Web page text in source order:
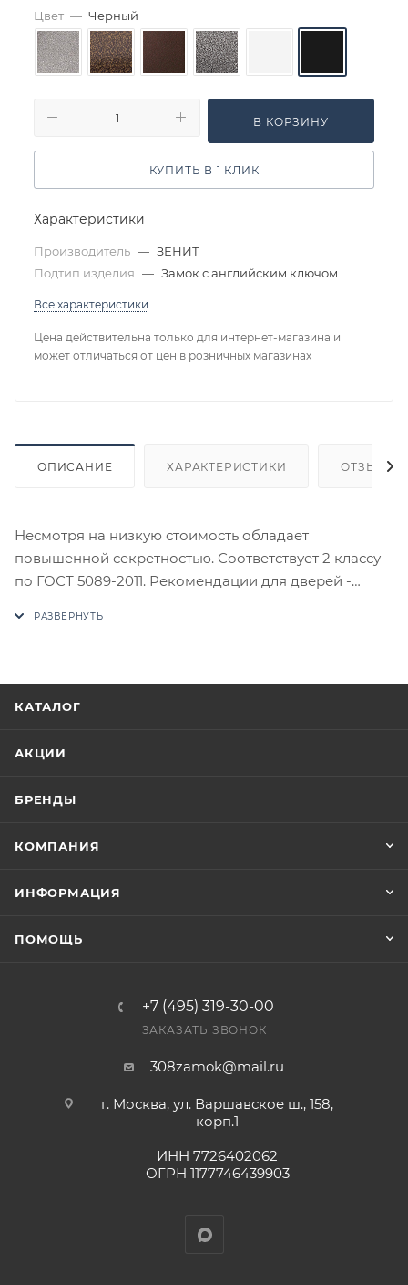
Цвет — Черный
В КОРЗИНУ
КУПИТЬ В 1 КЛИК
Характеристики
Производитель — ЗЕНИТ
Подтип изделия — Замок с английским ключом
Все характеристики
Цена действительна только для интернет-магазина и
может отличаться от цен в розничных магазинах
ОПИСАНИЕ ХАРАКТЕРИСТИКИ ОТЗЫВЫ
Несмотря на низкую стоимость обладает
повышенной секретностью. Соответствует 2 классу
по ГОСТ 5089-2011. Рекомендации для дверей -
утверждение заказчика.
Цены на сайте не являются оптовыми и
приходит письмо только для подтверждения, что
счете после проверки товара на наличие на складе.
КАТАЛОГ
АКЦИИ
БРЕНДЫ
КОМПАНИЯ
ИНФОРМАЦИЯ
ПОМОЩЬ
+7 (495) 319-30-00
ЗАКАЗАТЬ ЗВОНОК
308zamok@mail.ru
г. Москва, ул. Варшавское ш., 158,
корп.1
ИНН 7726402062
ОГРН 1177746439903